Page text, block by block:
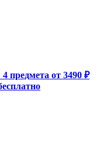
предмета от 3490 ₽